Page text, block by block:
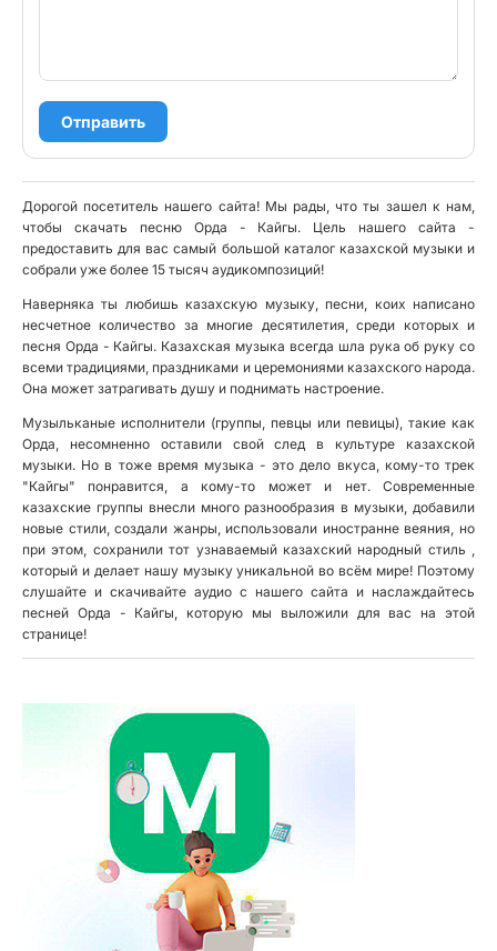
Отправить
Дорогой посетитель нашего сайта! Мы рады, что ты зашел к нам,
чтобы скачать песню Орда - Кайгы. Цель нашего сайта -
предоставить для вас самый большой каталог казахской музыки и
собрали уже более 15 тысяч аудикомпозиций!
Наверняка ты любишь казахскую музыку, песни, коих написано
несчетное количество за многие десятилетия, среди которых и
песня Орда - Кайгы. Казахская музыка всегда шла рука об руку со
всеми традициями, праздниками и церемониями казахского народа.
Она может затрагивать душу и поднимать настроение.
Музыльканые исполнители (группы, певцы или певицы), такие как
Орда, несомненно оставили свой след в культуре казахской
музыки. Но в тоже время музыка - это дело вкуса, кому-то трек
"Кайгы" понравится, а кому-то может и нет. Современные
казахские группы внесли много разнообразия в музыки, добавили
новые стили, создали жанры, использовали иностранне веяния, но
при этом, сохранили тот узнаваемый казахский народный стиль ,
который и делает нашу музыку уникальной во всём мире! Поэтому
слушайте и скачивайте аудио с нашего сайта и наслаждайтесь
песней Орда - Кайгы, которую мы выложили для вас на этой
странице!